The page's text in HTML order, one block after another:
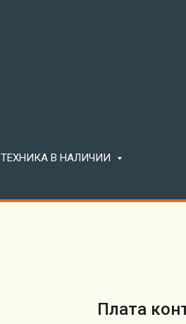
ТЕХНИКА В НАЛИЧИИ
Плата